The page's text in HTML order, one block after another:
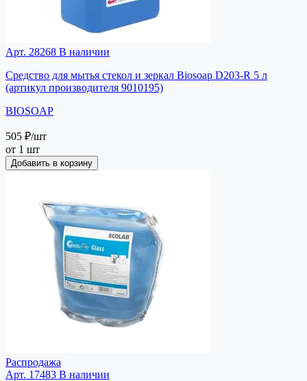
Арт. 28268 В наличии
Средство для мытья стекол и зеркал Biosoap D203-R 5 л
(артикул производителя 9010195)
BIOSOAP
505 ₽/шт
от 1 шт
Добавить в корзину
Распродажа
Арт. 17483 В наличии